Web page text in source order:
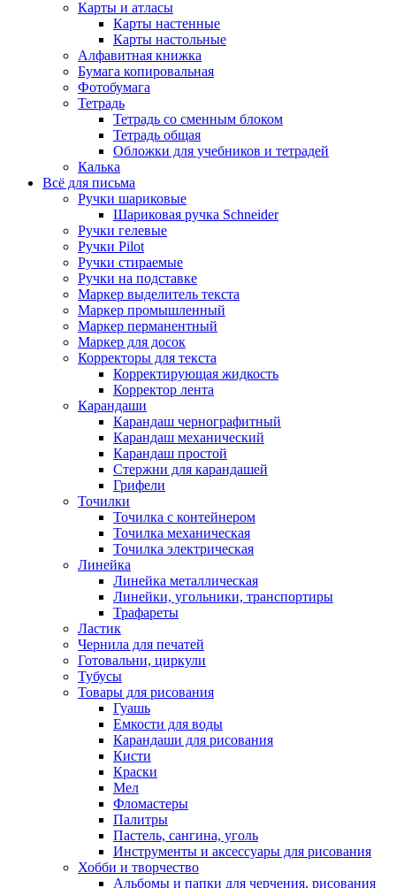
Карты и атласы
Карты настенные
Карты настольные
Алфавитная книжка
Бумага копировальная
Фотобумага
Тетрадь
Тетрадь со сменным блоком
Тетрадь общая
Обложки для учебников и тетрадей
Калька
Всё для письма
Ручки шариковые
Шариковая ручка Schneider
Ручки гелевые
Ручки Pilot
Ручки стираемые
Ручки на подставке
Маркер выделитель текста
Маркер промышленный
Маркер перманентный
Маркер для досок
Корректоры для текста
Корректирующая жидкость
Корректор лента
Карандаши
Карандаш чернографитный
Карандаш механический
Карандаш простой
Стержни для карандашей
Грифели
Точилки
Точилка с контейнером
Точилка механическая
Точилка электрическая
Линейка
Линейка металлическая
Линейки, угольники, транспортиры
Трафареты
Ластик
Чернила для печатей
Готовальни, циркули
Тубусы
Товары для рисования
Гуашь
Емкости для воды
Карандаши для рисования
Кисти
Краски
Мел
Фломастеры
Палитры
Пастель, сангина, уголь
Инструменты и аксессуары для рисования
Хобби и творчество
Альбомы и папки для черчения, рисования